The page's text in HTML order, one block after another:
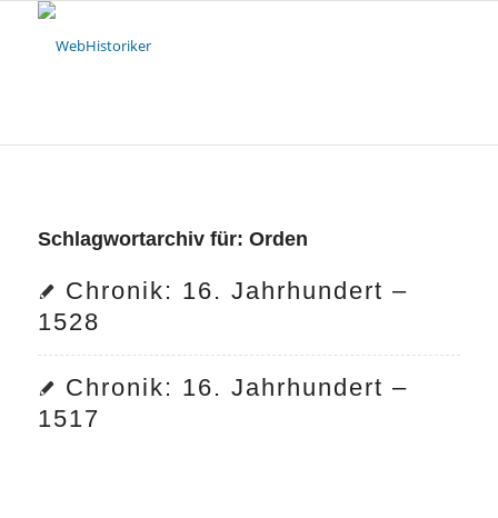
Schlagwortarchiv für: Orden
Chronik: 16. Jahrhundert –
1528
Chronik: 16. Jahrhundert –
1517